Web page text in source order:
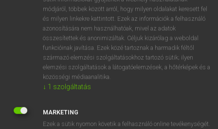
OOOOPS!
módjáról, többek között arról, hogy milyen oldalakat keresett fel
és milyen linkekre kattintott. Ezek az információk a felhasználó
azonosítására nem használhatóak, mivel az adatok
összesítettek és anonimizáltak. Céljuk kizárólag a weboldal
funkcióinak javítása. Ezek közé tartoznak a harmadik féltől
származó elemzési szolgáltatásokhoz tartozó sütik; ilyen
elemzési szolgáltatások a látogatóelemzések, a hőtérképek és a
közösségi médiaanalitika.
↓ 1 szolgáltatás
MARKETING
Ezek a sütik nyomon követik a felhasználó online tevékenységét.